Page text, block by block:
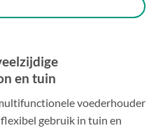
en tuin
voederhouder
gebruik in tuin en